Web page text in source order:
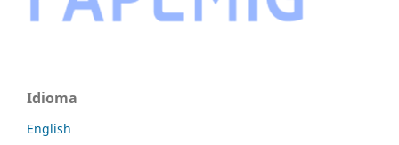
Idioma
English